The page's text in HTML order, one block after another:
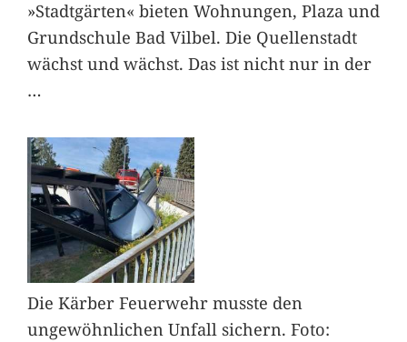
»Stadtgärten« bieten Wohnungen, Plaza und
Grundschule Bad Vilbel. Die Quellenstadt
wächst und wächst. Das ist nicht nur in der
…
Die Kärber Feuerwehr musste den
ungewöhnlichen Unfall sichern. Foto: